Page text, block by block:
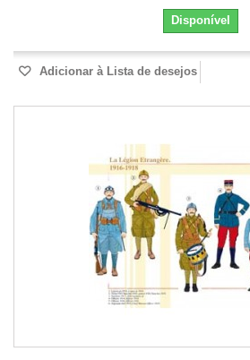
Disponível
Adicionar à Lista de desejos